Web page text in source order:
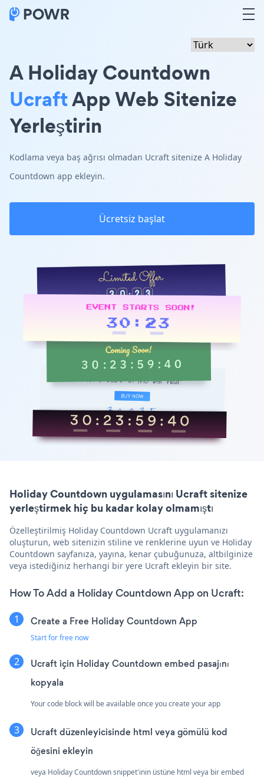
A Holiday Countdown
UcraftApp Web Sitenize
Yerleştirin
Kodlama veya baş ağrısı olmadan Ucraft sitenize A Holiday
Countdown app ekleyin.
Ücretsiz başlat
Holiday Countdown uygulamasını Ucraft sitenize
yerleştirmek hiç bu kadar kolay olmamıştı
Özelleştirilmiş Holiday Countdown Ucraft uygulamanızı
oluşturun, web sitenizin stiline ve renklerine uyun ve Holiday
Countdown sayfanıza, yayına, kenar çubuğunuza, altbilginize
veya istediğiniz herhangi bir yere Ucraft ekleyin bir site.
How To Add a Holiday Countdown App on Ucraft:
Create a Free Holiday Countdown App
Start for free now
Ucraft için Holiday Countdown embed pasajını
kopyala
Your code block will be available once you create your app
Ucraft düzenleyicisinde html veya gömülü kod
öğesini ekleyin
veya Holiday Countdown snippet'inin üstüne html veya bir embed